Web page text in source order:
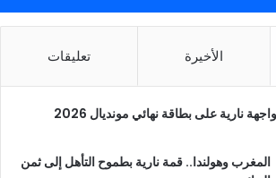
الأخيرة تعليقات
نارية على بطاقة نهائي مونديال 2026
المغرب وهولندا.. قمة نارية بطموح التأهل إلى ثمن